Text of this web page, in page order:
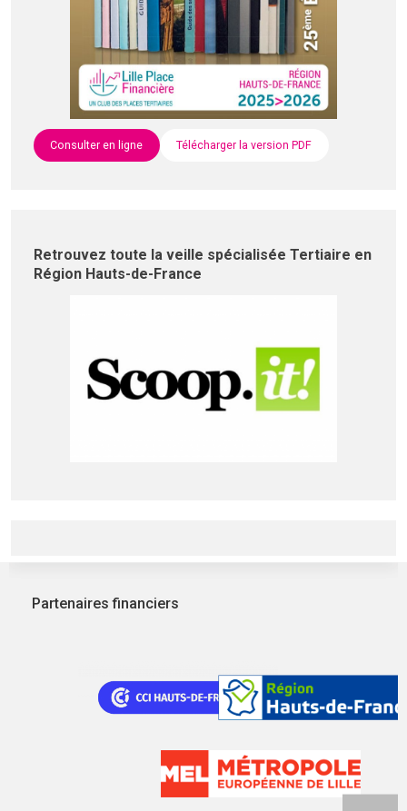
Consulter en ligne Télécharger la version PDF
Retrouvez toute la veille spécialisée Tertiaire en
Région Hauts-de-France
Partenaires financiers